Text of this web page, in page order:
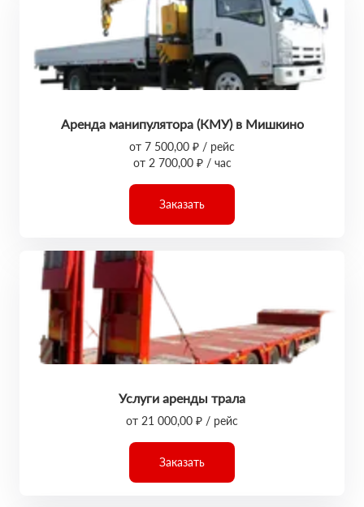
Аренда манипулятора (КМУ) в Мишкино
от 7 500,00 ₽ / рейс
от 2 700,00 ₽ / час
Заказать
Услуги аренды трала
от 21 000,00 ₽ / рейс
Заказать